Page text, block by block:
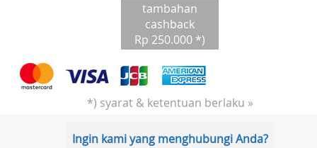
tambahan
cashback
Rp 250.000 *)
*) syarat & ketentuan berlaku »
Ingin kami yang menghubungi Anda?